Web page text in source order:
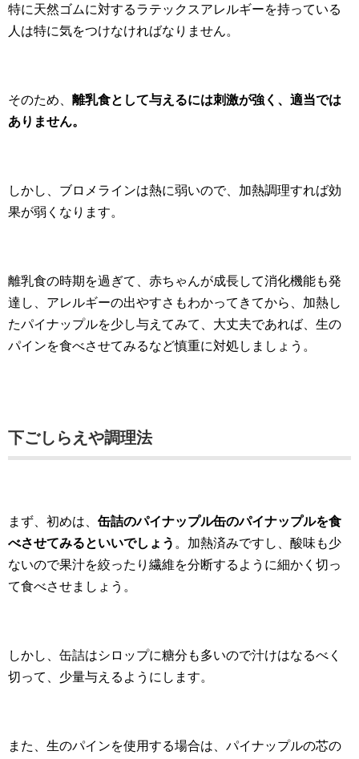
特に天然ゴムに対するラテックスアレルギーを持っている
人は特に気をつけなければなりません。
そのため、 離乳食として与えるには刺激が強く、適当では
ありません。
しかし、ブロメラインは熱に弱いので、加熱調理すれば効
果が弱くなります。
離乳食の時期を過ぎて、赤ちゃんが成長して消化機能も発
達し、アレルギーの出やすさもわかってきてから、加熱し
たパイナップルを少し与えてみて、大丈夫であれば、生の
パインを食べさせてみるなど慎重に対処しましょう。
下ごしらえや調理法
まず、初めは、 缶詰のパイナップル缶のパイナップルを食
べさせてみるといいでしょう 。加熱済みですし、酸味も少
ないので果汁を絞ったり繊維を分断するように細かく切っ
て食べさせましょう。
しかし、缶詰はシロップに糖分も多いので汁けはなるべく
切って、少量与えるようにします。
また、生のパインを使用する場合は、パイナップルの芯の